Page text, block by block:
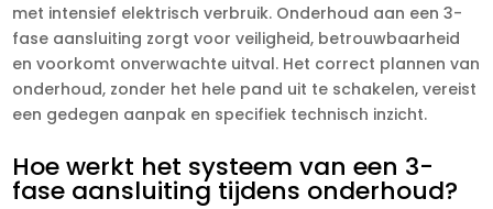
met intensief elektrisch verbruik.​ Onderhoud aan een 3-
fase aansluiting zorgt voor veiligheid, betrouwbaarheid
en voorkomt onverwachte uitval.​ Het correct plannen van
onderhoud, zonder het hele pand uit te schakelen, vereist
een gedegen aanpak en specifiek technisch inzicht.​
Hoe werkt het systeem van een 3-
fase aansluiting tijdens onderhoud?